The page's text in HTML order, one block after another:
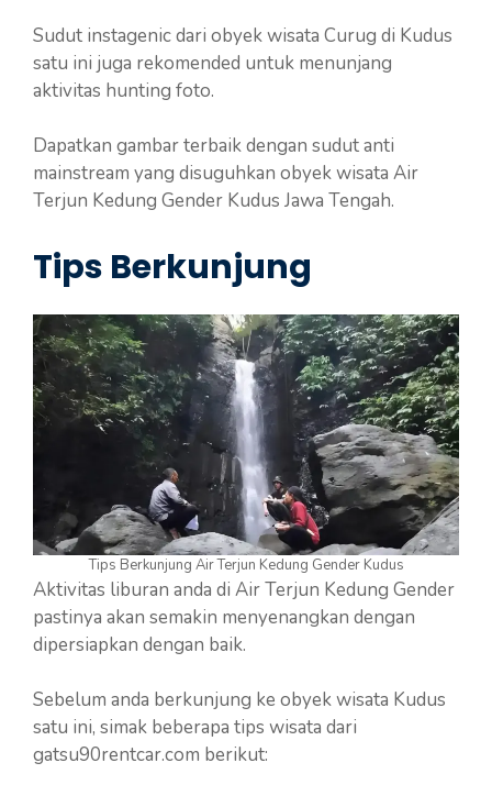
Sudut instagenic dari obyek wisata Curug di Kudus
satu ini juga rekomended untuk menunjang
aktivitas hunting foto.
Dapatkan gambar terbaik dengan sudut anti
mainstream yang disuguhkan obyek wisata Air
Terjun Kedung Gender Kudus Jawa Tengah.
Tips Berkunjung
Tips Berkunjung Air Terjun Kedung Gender Kudus
Aktivitas liburan anda di Air Terjun Kedung Gender
pastinya akan semakin menyenangkan dengan
dipersiapkan dengan baik.
Sebelum anda berkunjung ke obyek wisata Kudus
satu ini, simak beberapa tips wisata dari
gatsu90rentcar.com berikut: